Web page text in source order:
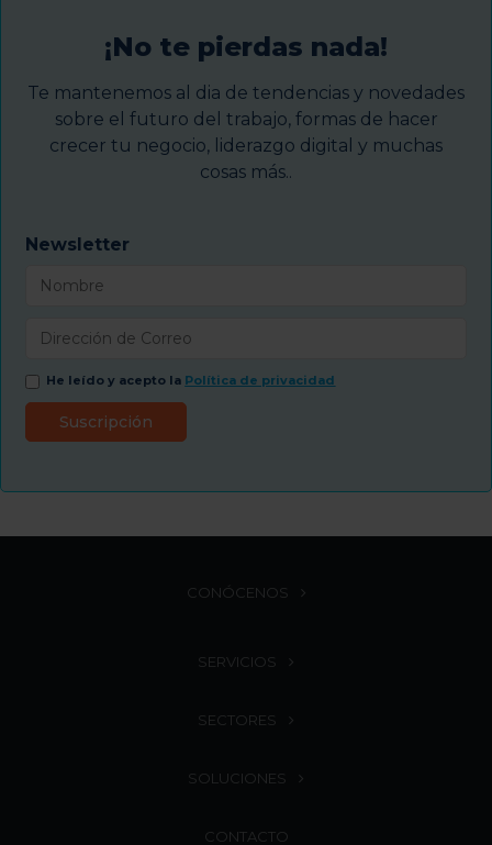
¡No te pierdas nada!
Te mantenemos al dia de tendencias y novedades
sobre el futuro del trabajo, formas de hacer
crecer tu negocio, liderazgo digital y muchas
cosas más..
Newsletter
He leído y acepto la Política de privacidad
CONÓCENOS
SERVICIOS
SECTORES
SOLUCIONES
CONTACTO